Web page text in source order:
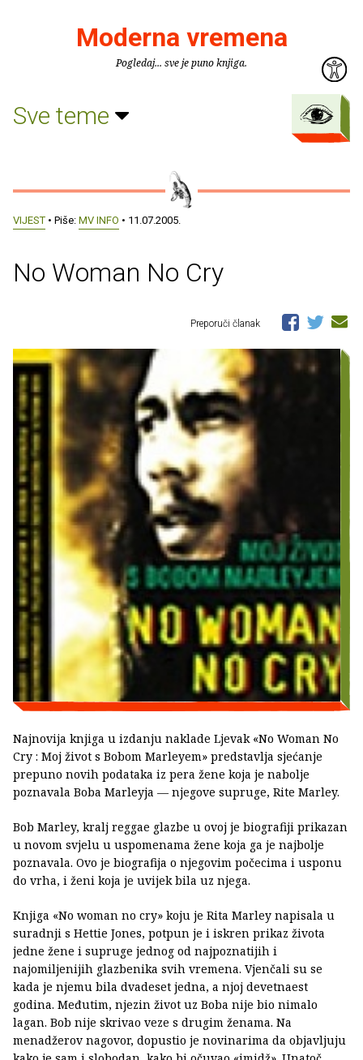
Moderna vremena
Pogledaj... sve je puno knjiga.
Sve teme
VIJEST • Piše: MV INFO • 11.07.2005.
No Woman No Cry
Preporuči članak
Najnovija knjiga u izdanju naklade Ljevak «No Woman No
Cry : Moj život s Bobom Marleyem» predstavlja sjećanje
prepuno novih podataka iz pera žene koja je nabolje
poznavala Boba Marleyja — njegove supruge, Rite Marley.
Bob Marley, kralj reggae glazbe u ovoj je biografiji prikazan
u novom svjelu u uspomenama žene koja ga je najbolje
poznavala. Ovo je biografija o njegovim počecima i usponu
do vrha, i ženi koja je uvijek bila uz njega.
Knjiga «No woman no cry» koju je Rita Marley napisala u
suradnji s Hettie Jones, potpun je i iskren prikaz života
jedne žene i supruge jednog od najpoznatijih i
najomiljenijih glazbenika svih vremena. Vjenčali su se
kada je njemu bila dvadeset jedna, a njoj devetnaest
godina. Međutim, njezin život uz Boba nije bio nimalo
lagan. Bob nije skrivao veze s drugim ženama. Na
menadžerov nagovor, dopustio je novinarima da objavljuju